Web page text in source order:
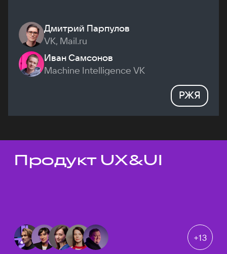
Дмитрий Парпулов
VK, Mail.ru
Иван Самсонов
Machine Intelligence VK
РЖЯ
Темы докладов
Продукт UX&UI
+13